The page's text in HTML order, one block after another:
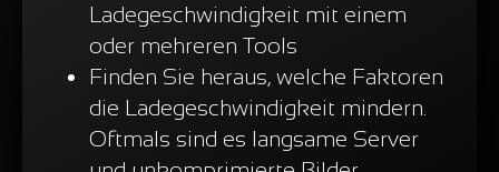
Ladegeschwindigkeit mit einem
oder mehreren Tools
Finden Sie heraus, welche Faktoren
die Ladegeschwindigkeit mindern.
Oftmals sind es langsame Server